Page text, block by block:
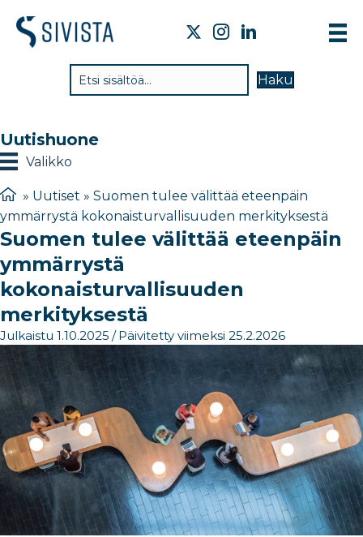
Haku
Uutishuone
Valikko
» Uutiset » Suomen tulee välittää eteenpäin
ymmärrystä kokonaisturvallisuuden merkityksestä
Suomen tulee välittää eteenpäin
ymmärrystä
kokonaisturvallisuuden
merkityksestä
Julkaistu 1.10.2025 / Päivitetty viimeksi 25.2.2026